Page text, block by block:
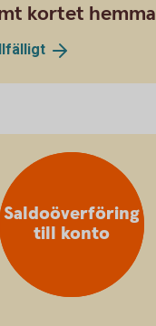
kortet hemma
Saldoöverföring
till konto